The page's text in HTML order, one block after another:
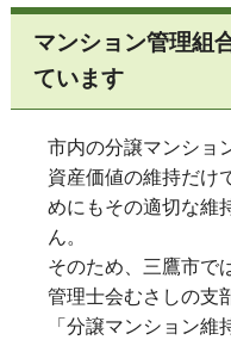
マンション管理組
ています
市内の分譲マンショ
資産価値の維持だけ
めにもその適切な維
ん。
そのため、三鷹市で
管理士会むさしの支
「分譲マンション維